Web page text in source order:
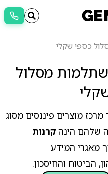
כספי שקלי
מסלול
מוצרים פיננסים מסוג
שלהם הינה קרנות
מאגרי המידע
הביטוח והחיסכון.